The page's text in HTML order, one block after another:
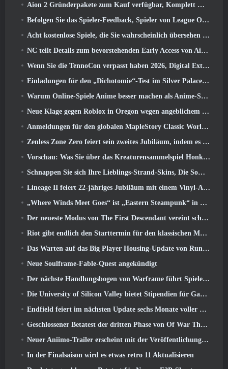
Aion 2 Gründerpakete zum Kauf verfügbar, Komplett mit fünf Tagen Early Access
Befolgen Sie das Spieler-Feedback, Spieler von League Of Legends Classic müssen nicht für klassische Skins bezahlen
Acht kostenlose Spiele, die Sie wahrscheinlich übersehen haben und die Teil von Steams Train Fest sind
NC teilt Details zum bevorstehenden Early Access von Aion 2 mit
Wenn Sie die TennoCon verpasst haben 2026, Digital Extremes teilt alle Panels
Einladungen für den „Dichotomie“-Test im Silver Palace gehen raus
Warum Online-Spiele Anime besser machen als Anime-Spiele
Neue Klage gegen Roblox in Oregon wegen angeblichem Kinderpflegevorfall eingereicht
Anmeldungen für den globalen MapleStory Classic World Second Closed Test
Zenless Zone Zero feiert sein zweites Jubiläum, indem es Spielern die Wahl zwischen einem kostenlosen S-Rank-Agenten bietet
Vorschau: Was Sie über das Kreaturensammelspiel Honkai von HoYoverse wissen sollten: Link-Seele
Schnappen Sie sich Ihre Lieblings-Strand-Skins, Die Sommerspiele sind zu Overwatch zurückgekehrt
Lineage II feiert 22-jähriges Jubiläum mit einem Vinyl-Album in Collector’s Edition
„Where Winds Meet Goes“ ist „Eastern Steampunk“ in der Version 2.0
Der neueste Modus von The First Descendant vereint schwierige Void-Intercept-Kämpfe und die Tiefen
Riot gibt endlich den Starttermin für den klassischen Modus von League of Legends bekannt
Das Warten auf das Big Player Housing-Update von RuneScape hat ein Ende
Neue Soulframe-Fable-Quest angekündigt
Der nächste Handlungsbogen von Warframe führt Spieler zu einer völlig neuen Sternenkarte, Das Tau-System
Die University of Silicon Valley bietet Stipendien für Gaming an und einige der Anforderungen sind interessant
Endfield feiert im nächsten Update sechs Monate voller Fabriken und Seilrutschen
Geschlossener Betatest der dritten Phase von Of War Thunder Infantry Battles angekündigt
Neuer Aniimo-Trailer erscheint mit der Veröffentlichung des neuesten geschlossenen Betatests
In der Finalsaison wird es etwas retro 11 Aktualisieren